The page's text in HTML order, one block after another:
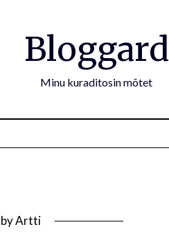
Bloggard
Minu kuraditosin mõtet
byArtti